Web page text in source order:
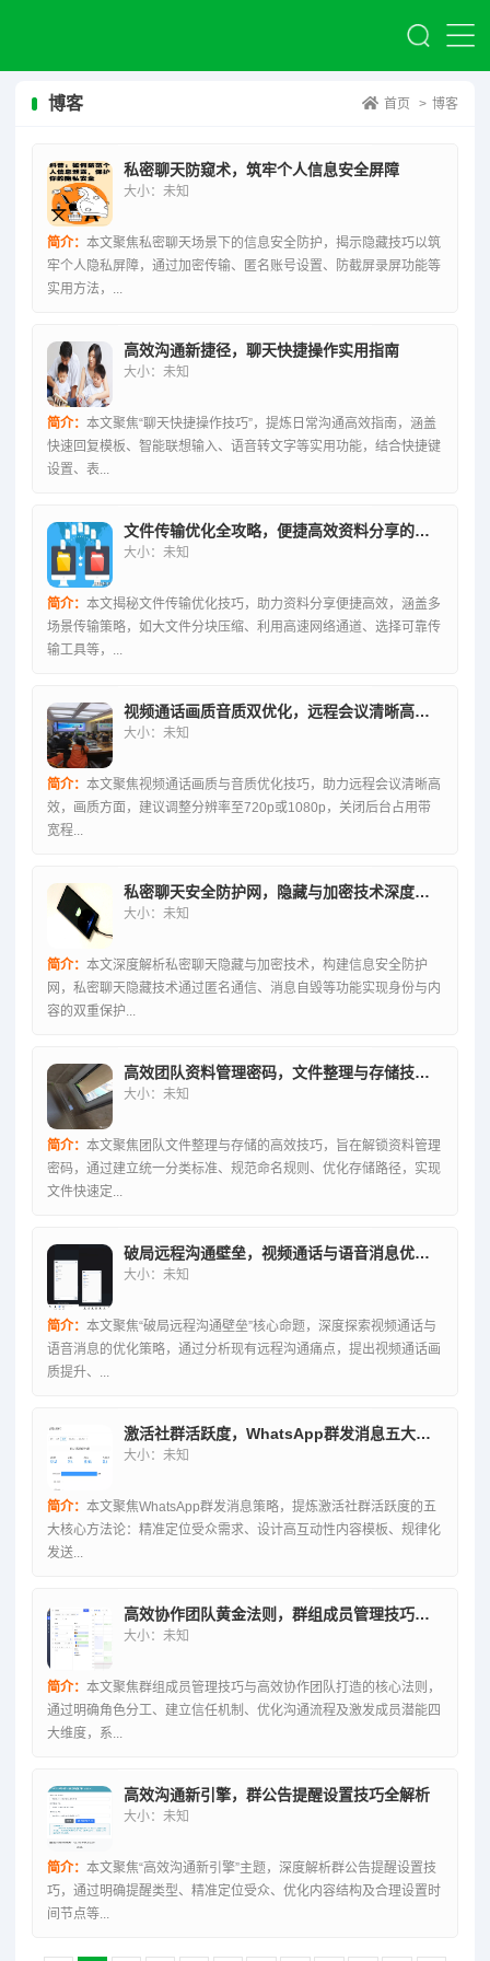
博客 首页 > 博客
私密聊天防窥术，筑牢个人信息安全屏障
大小：未知
简介： 本文聚焦私密聊天场景下的信息安全防护，揭示隐藏技巧以筑
牢个人隐私屏障，通过加密传输、匿名账号设置、防截屏录屏功能等
实用方法，...
高效沟通新捷径，聊天快捷操作实用指南
大小：未知
简介： 本文聚焦“聊天快捷操作技巧”，提炼日常沟通高效指南，涵盖
快速回复模板、智能联想输入、语音转文字等实用功能，结合快捷键
设置、表...
文件传输优化全攻略，便捷高效资料分享的实用秘籍
大小：未知
简介： 本文揭秘文件传输优化技巧，助力资料分享便捷高效，涵盖多
场景传输策略，如大文件分块压缩、利用高速网络通道、选择可靠传
输工具等，...
视频通话画质音质双优化，远程会议清晰高效新攻略
大小：未知
简介： 本文聚焦视频通话画质与音质优化技巧，助力远程会议清晰高
效，画质方面，建议调整分辨率至720p或1080p，关闭后台占用带
宽程...
私密聊天安全防护网，隐藏与加密技术深度解析
大小：未知
简介： 本文深度解析私密聊天隐藏与加密技术，构建信息安全防护
网，私密聊天隐藏技术通过匿名通信、消息自毁等功能实现身份与内
容的双重保护...
高效团队资料管理密码，文件整理与存储技巧解锁术
大小：未知
简介： 本文聚焦团队文件整理与存储的高效技巧，旨在解锁资料管理
密码，通过建立统一分类标准、规范命名规则、优化存储路径，实现
文件快速定...
破局远程沟通壁垒，视频通话与语音消息优化策略深度探索
大小：未知
简介： 本文聚焦“破局远程沟通壁垒”核心命题，深度探索视频通话与
语音消息的优化策略，通过分析现有远程沟通痛点，提出视频通话画
质提升、...
激活社群活跃度，WhatsApp群发消息五大核心策略方法论
大小：未知
简介： 本文聚焦WhatsApp群发消息策略，提炼激活社群活跃度的五
大核心方法论：精准定位受众需求、设计高互动性内容模板、规律化
发送...
高效协作团队黄金法则，群组成员管理技巧精粹
大小：未知
简介： 本文聚焦群组成员管理技巧与高效协作团队打造的核心法则，
通过明确角色分工、建立信任机制、优化沟通流程及激发成员潜能四
大维度，系...
高效沟通新引擎，群公告提醒设置技巧全解析
大小：未知
简介： 本文聚焦“高效沟通新引擎”主题，深度解析群公告提醒设置技
巧，通过明确提醒类型、精准定位受众、优化内容结构及合理设置时
间节点等...